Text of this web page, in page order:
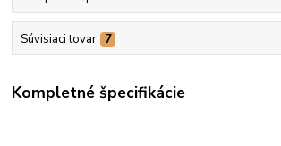
Súvisiaci tovar 7
Kompletné špecifikácie